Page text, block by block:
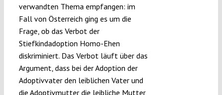
verwandten Thema empfangen: im
Fall von Österreich ging es um die
Frage, ob das Verbot der
Stiefkindadoption Homo-Ehen
diskriminiert. Das Verbot läuft über das
Argument, dass bei der Adoption der
Adoptivvater den leiblichen Vater und
die Adoptivmutter die leibliche Mutter